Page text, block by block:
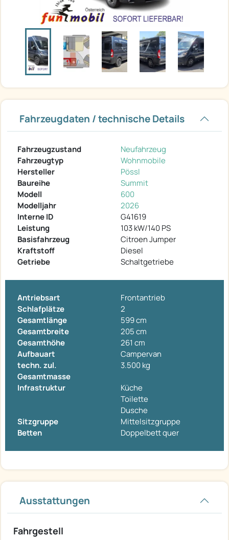
Fahrzeugdaten / technische Details
Fahrzeugzustand
Neufahrzeug
Fahrzeugtyp
Wohnmobile
Hersteller
Pössl
Baureihe
Summit
Modell
600
Modelljahr
2026
Interne ID
G41619
Leistung
103 kW/140 PS
Basisfahrzeug
Citroen Jumper
Kraftstoff
Diesel
Getriebe
Schaltgetriebe
Antriebsart
Frontantrieb
Schlafplätze
2
Gesamtlänge
599 cm
Gesamtbreite
205 cm
Gesamthöhe
261 cm
Aufbauart
Campervan
techn. zul.
Gesamtmasse
3.500 kg
Infrastruktur
Küche
Toilette
Dusche
Sitzgruppe
Mittelsitzgruppe
Betten
Doppelbett quer
Ausstattungen
Fahrgestell